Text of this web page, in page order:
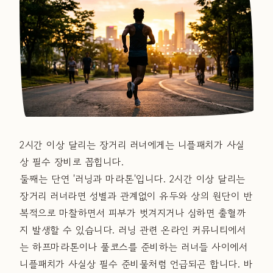
2시간 이상 달리는 장거리 러너에게는 니플패치가 사실
상 필수 장비로 꼽힙니다.
둘째는 단연 '러닝과 마라톤'입니다. 2시간 이상 달리는
장거리 러너라면 성별과 관계없이 유두와 상의 원단이 반
복적으로 마찰하면서 피부가 벗겨지거나 심하면 출혈까
지 발생할 수 있습니다. 러닝 관련 온라인 커뮤니티에서
는 하프마라톤이나 풀코스를 준비하는 러너들 사이에서
니플패치가 사실상 필수 준비물처럼 언급되곤 합니다. 바